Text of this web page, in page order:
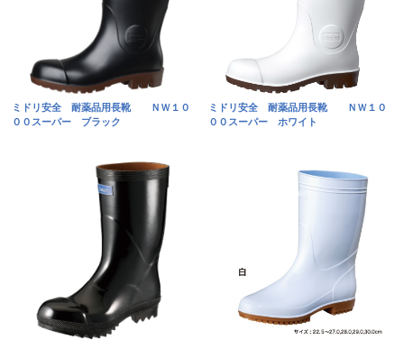
ミドリ安全 耐薬品用長靴 ＮＷ１０
００スーパー ブラック
ミドリ安全 耐薬品用長靴 ＮＷ１０
００スーパー ホワイト